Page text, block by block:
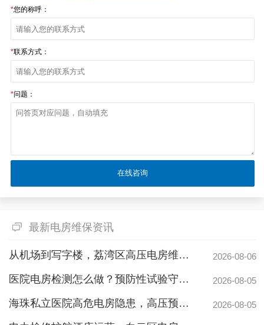
*您的称呼：
*联系方式：
*问题：
最新电房维保资讯
从机场到写字楼，荔湾区高压电房维保公司如何守护电力生命线 2026-08-06
医院电房检测怎么做？预防性试验守护生命线不停摆 2026-08-05
海珠私立医院高危电房隐患，高压预防性试验守护生命线 2026-08-05